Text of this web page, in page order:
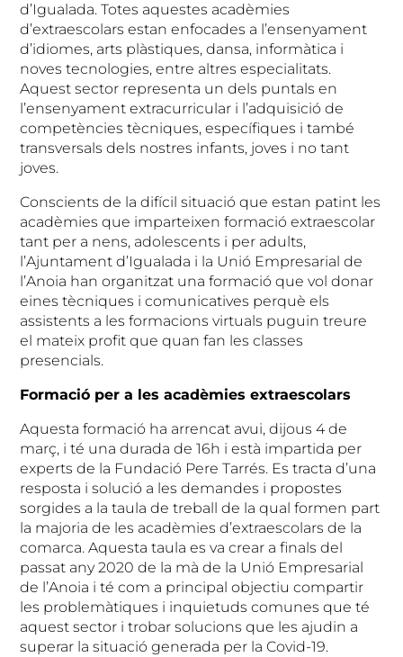
d’Igualada. Totes aquestes acadèmies
d’extraescolars estan enfocades a l’ensenyament
d’idiomes, arts plàstiques, dansa, informàtica i
noves tecnologies, entre altres especialitats.
Aquest sector representa un dels puntals en
l’ensenyament extracurricular i l’adquisició de
competències tècniques, específiques i també
transversals dels nostres infants, joves i no tant
joves.
Conscients de la difícil situació que estan patint les
acadèmies que imparteixen formació extraescolar
tant per a nens, adolescents i per adults,
l’Ajuntament d’Igualada i la Unió Empresarial de
l’Anoia han organitzat una formació que vol donar
eines tècniques i comunicatives perquè els
assistents a les formacions virtuals puguin treure
el mateix profit que quan fan les classes
presencials.
Formació per a les acadèmies extraescolars
Aquesta formació ha arrencat avui, dijous 4 de
març, i té una durada de 16h i està impartida per
experts de la Fundació Pere Tarrés. Es tracta d’una
resposta i solució a les demandes i propostes
sorgides a la taula de treball de la qual formen part
la majoria de les acadèmies d’extraescolars de la
comarca. Aquesta taula es va crear a finals del
passat any 2020 de la mà de la Unió Empresarial
de l’Anoia i té com a principal objectiu compartir
les problemàtiques i inquietuds comunes que té
aquest sector i trobar solucions que les ajudin a
superar la situació generada per la Covid-19.